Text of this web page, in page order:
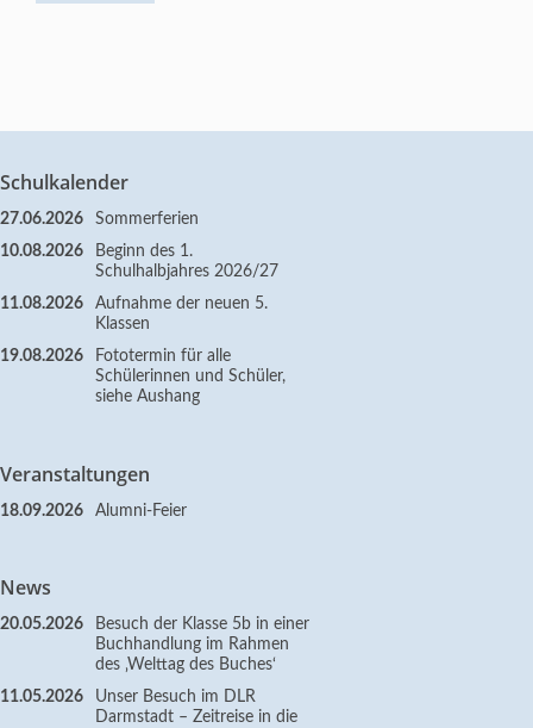
Schulkalender
27.06.2026
Sommerferien
10.08.2026
Beginn des 1.
Schulhalbjahres 2026/27
11.08.2026
Aufnahme der neuen 5.
Klassen
19.08.2026
Fototermin für alle
Schülerinnen und Schüler,
siehe Aushang
Veranstaltungen
18.09.2026 Alumni-Feier
News
20.05.2026
Besuch der Klasse 5b in einer
Buchhandlung im Rahmen
des ‚Welttag des Buches‘
11.05.2026
Unser Besuch im DLR
Darmstadt – Zeitreise in die